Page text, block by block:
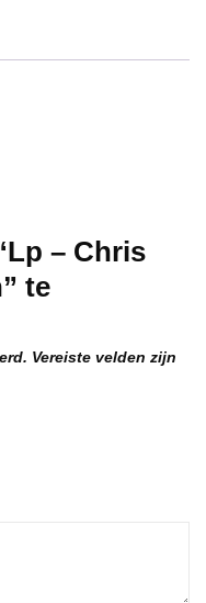
– Chris
te
Vereiste velden zijn